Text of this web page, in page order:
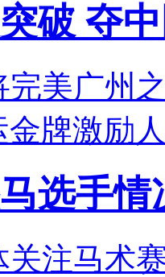
破 夺
完美广州
金牌激励
选手
关注马术